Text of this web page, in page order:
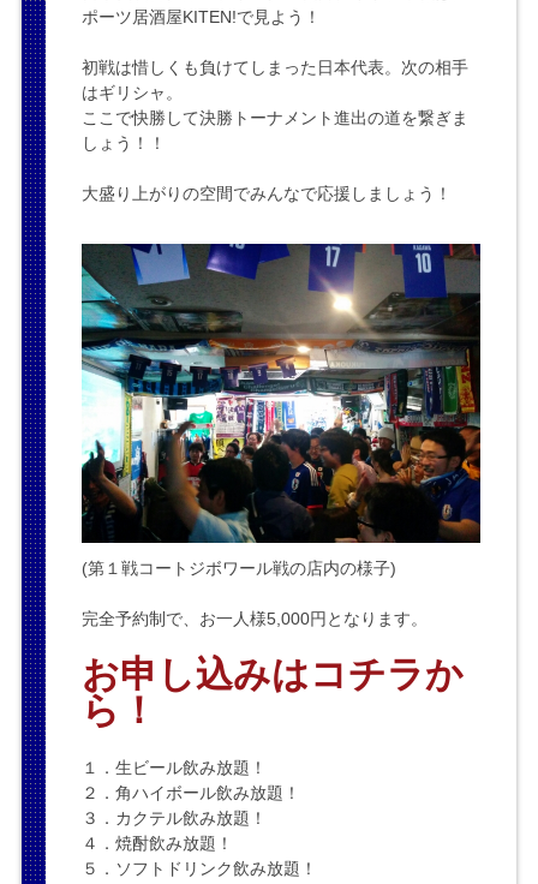
ポーツ居酒屋KITEN!で見よう！
初戦は惜しくも負けてしまった日本代表。次の相手
はギリシャ。
ここで快勝して決勝トーナメント進出の道を繋ぎま
しょう！！
大盛り上がりの空間でみんなで応援しましょう！
(第１戦コートジボワール戦の店内の様子)
完全予約制で、お一人様5,000円となります。
お申し込みはコチラか
ら！
１．生ビール飲み放題！
２．角ハイボール飲み放題！
３．カクテル飲み放題！
４．焼酎飲み放題！
５．ソフトドリンク飲み放題！